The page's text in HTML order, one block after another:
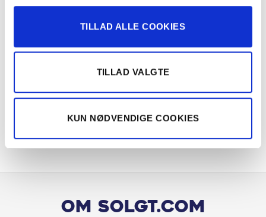
TILLAD ALLE COOKIES
TILLAD VALGTE
KUN NØDVENDIGE COOKIES
Klimaanlæg
Klimaanlæg 2-zoner
LED baglygter
Om Solgt.com